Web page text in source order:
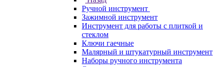
Ручной инструмент
Зажимной инструмент
Инструмент для работы с плиткой и
стеклом
Ключи гаечные
Малярный и штукатурный инструмент
Наборы ручного инструмента